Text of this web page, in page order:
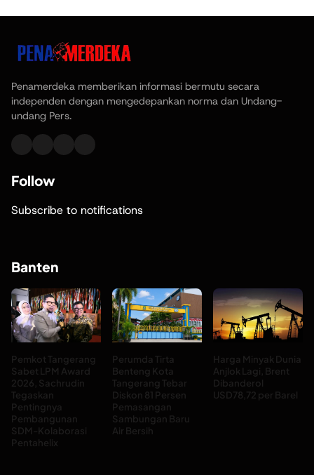
Penamerdeka memberikan informasi bermutu secara
independen dengan mengedepankan norma dan Undang-
undang Pers.
Follow
Subscribe to notifications
Banten
Pemkot Tangerang
Sabet LPM Award
2026, Sachrudin
Tegaskan
Pentingnya
Pembangunan
SDM-Kolaborasi
Pentahelix
Perumda Tirta
Benteng Kota
Tangerang Tebar
Diskon 81 Persen
Pemasangan
Sambungan Baru
Air Bersih
Harga Minyak Dunia
Anjlok Lagi, Brent
Dibanderol
USD78,72 per Barel